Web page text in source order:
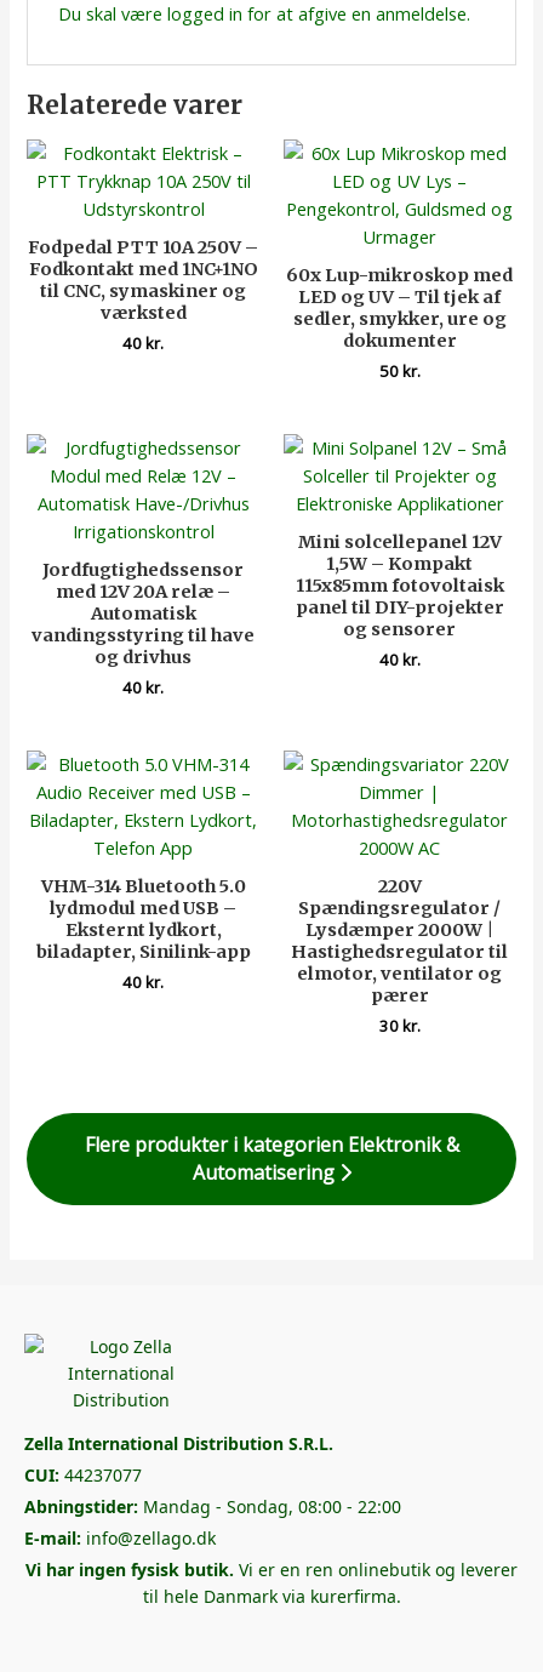
Du skal være logged in for at afgive en anmeldelse.
Relaterede varer
Fodpedal PTT 10A 250V –
Fodkontakt med 1NC+1NO
til CNC, symaskiner og
værksted
40kr.
60x Lup-mikroskop med
LED og UV – Til tjek af
sedler, smykker, ure og
dokumenter
50kr.
Jordfugtighedssensor
med 12V 20A relæ –
Automatisk
vandingsstyring til have
og drivhus
40kr.
Mini solcellepanel 12V
1,5W – Kompakt
115x85mm fotovoltaisk
panel til DIY-projekter
og sensorer
40kr.
VHM-314 Bluetooth 5.0
lydmodul med USB –
Eksternt lydkort,
biladapter, Sinilink-app
40kr.
220V
Spændingsregulator /
Lysdæmper 2000W |
Hastighedsregulator til
elmotor, ventilator og
pærer
30kr.
Flere produkter i kategorien Elektronik &
Automatisering
Zella International Distribution S.R.L.
CUI: 44237077
Abningstider: Mandag - Sondag, 08:00 - 22:00
E-mail: info@zellago.dk
Vi har ingen fysisk butik. Vi er en ren onlinebutik og leverer
til hele Danmark via kurerfirma.